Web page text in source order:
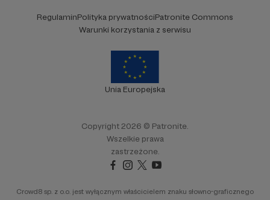
RegulaminPolityka prywatnościPatronite Commons
Warunki korzystania z serwisu
Unia Europejska
Copyright 2026 © Patronite.
Wszelkie prawa
zastrzeżone.
Crowd8 sp. z o.o. jest wyłącznym właścicielem znaku słowno-graficznego